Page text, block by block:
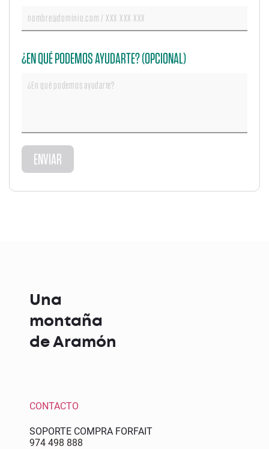
¿EN QUÉ PODEMOS AYUDARTE? (OPCIONAL)
Una
montaña
de Aramón
CONTACTO
SOPORTE COMPRA FORFAIT
974 498 888